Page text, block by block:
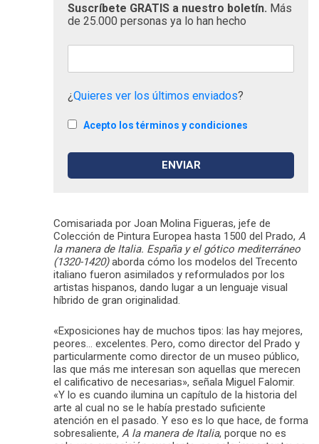
Suscríbete GRATIS a nuestro boletín. Más
de 25.000 personas ya lo han hecho
¿Quieres ver los últimos enviados?
Acepto los términos y condiciones
Comisariada por Joan Molina Figueras, jefe de
Colección de Pintura Europea hasta 1500 del Prado, A
la manera de Italia. España y el gótico mediterráneo
(1320-1420)aborda cómo los modelos del Trecento
italiano fueron asimilados y reformulados por los
artistas hispanos, dando lugar a un lenguaje visual
híbrido de gran originalidad.
«Exposiciones hay de muchos tipos: las hay mejores,
peores… excelentes. Pero, como director del Prado y
particularmente como director de un museo público,
las que más me interesan son aquellas que merecen
el calificativo de necesarias», señala Miguel Falomir.
«Y lo es cuando ilumina un capítulo de la historia del
arte al cual no se le había prestado suficiente
atención en el pasado. Y eso es lo que hace, de forma
sobresaliente, A la manera de Italia, porque no es